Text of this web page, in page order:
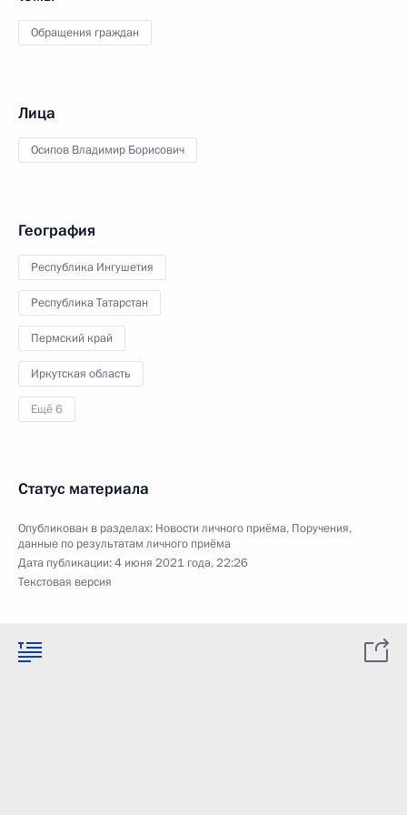
Обращения граждан
Лица
Осипов Владимир Борисович
География
Республика Ингушетия
Республика Татарстан
Пермский край
Иркутская область
Ещё 6
Статус материала
Опубликован в разделах: Новости личного приёма, Поручения,
данные по результатам личного приёма
Дата публикации:4 июня 2021 года, 22:26
Текстовая версия